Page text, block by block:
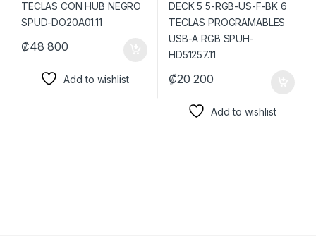
₡48 800
Add to wishlist ₡20 200
Add to wishlist